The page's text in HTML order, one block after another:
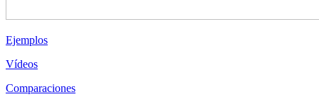
Ejemplos
Vídeos
Comparaciones